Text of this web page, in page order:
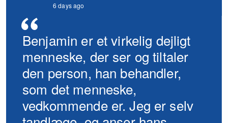
6 days ago
Benjamin er et virkelig dejligt
menneske, der ser og tiltaler
den person, han behandler,
som det menneske,
vedkommende er. Jeg er selv